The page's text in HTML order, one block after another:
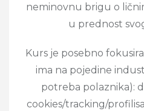
neminovnu brigu o
u prednost
Kurs je posebno
ima na pojedine
potreba polaznika):
cookies/tracking/